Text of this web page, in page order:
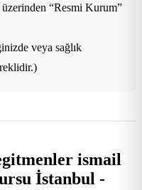
“Resmi Kurum”
veya sağlık